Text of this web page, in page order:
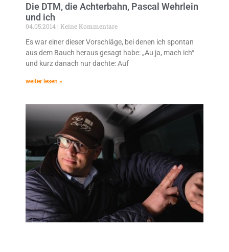
Die DTM, die Achterbahn, Pascal Wehrlein
und ich
04.05.2014
Keine Kommentare
Es war einer dieser Vorschläge, bei denen ich spontan
aus dem Bauch heraus gesagt habe: „Au ja, mach ich“
und kurz danach nur dachte: Auf
weiter lesen »